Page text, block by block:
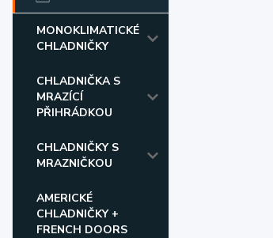
MONOKLIMATICKÉ
CHLADNIČKY
CHLADNIČKA S
MRAZÍCÍ
PŘIHRÁDKOU
CHLADNIČKY S
MRAZNIČKOU
AMERICKÉ
CHLADNIČKY +
FRENCH DOORS